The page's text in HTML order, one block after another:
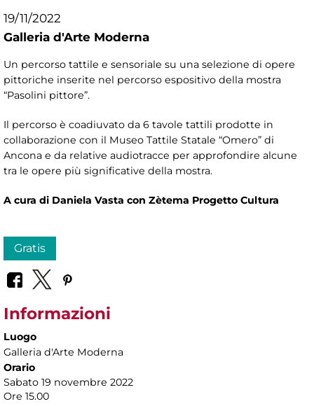
19/11/2022
Galleria d'Arte Moderna
Un percorso tattile e sensoriale su una selezione di opere
pittoriche inserite nel percorso espositivo della mostra
“Pasolini pittore”.
Il percorso è coadiuvato da 6 tavole tattili prodotte in
collaborazione con il Museo Tattile Statale “Omero” di
Ancona e da relative audiotracce per approfondire alcune
tra le opere più significative della mostra.
A cura di Daniela Vasta con Zètema Progetto Cultura
Gratis
Informazioni
Luogo
Galleria d'Arte Moderna
Orario
Sabato 19 novembre 2022
Ore 15.00